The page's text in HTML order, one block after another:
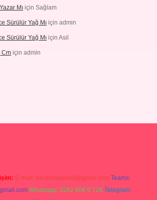
Mı için Sağlam
Sürülür Yağ Mı için admin
Sürülür Yağ Mı için Asil
Cm için admin
E-mail: backlinkpaneli@gmail.com Teams:
Whatsapp: 0262 606 0 726 Telegram: